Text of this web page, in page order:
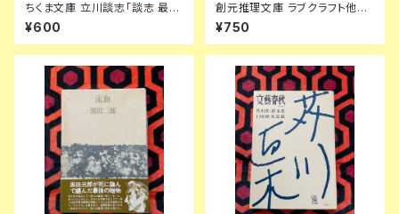
ちくま文庫 立川談志「談志 最後
の根多帳」初版 解説:広瀬和生
筑摩書房
¥600
創元推理文庫 ラブクラフト他
「怪奇小説傑作集3」東京創元社
ディケンズ ビアース カバー:日
下弘 解説:平井呈一 アンソロジ
¥750